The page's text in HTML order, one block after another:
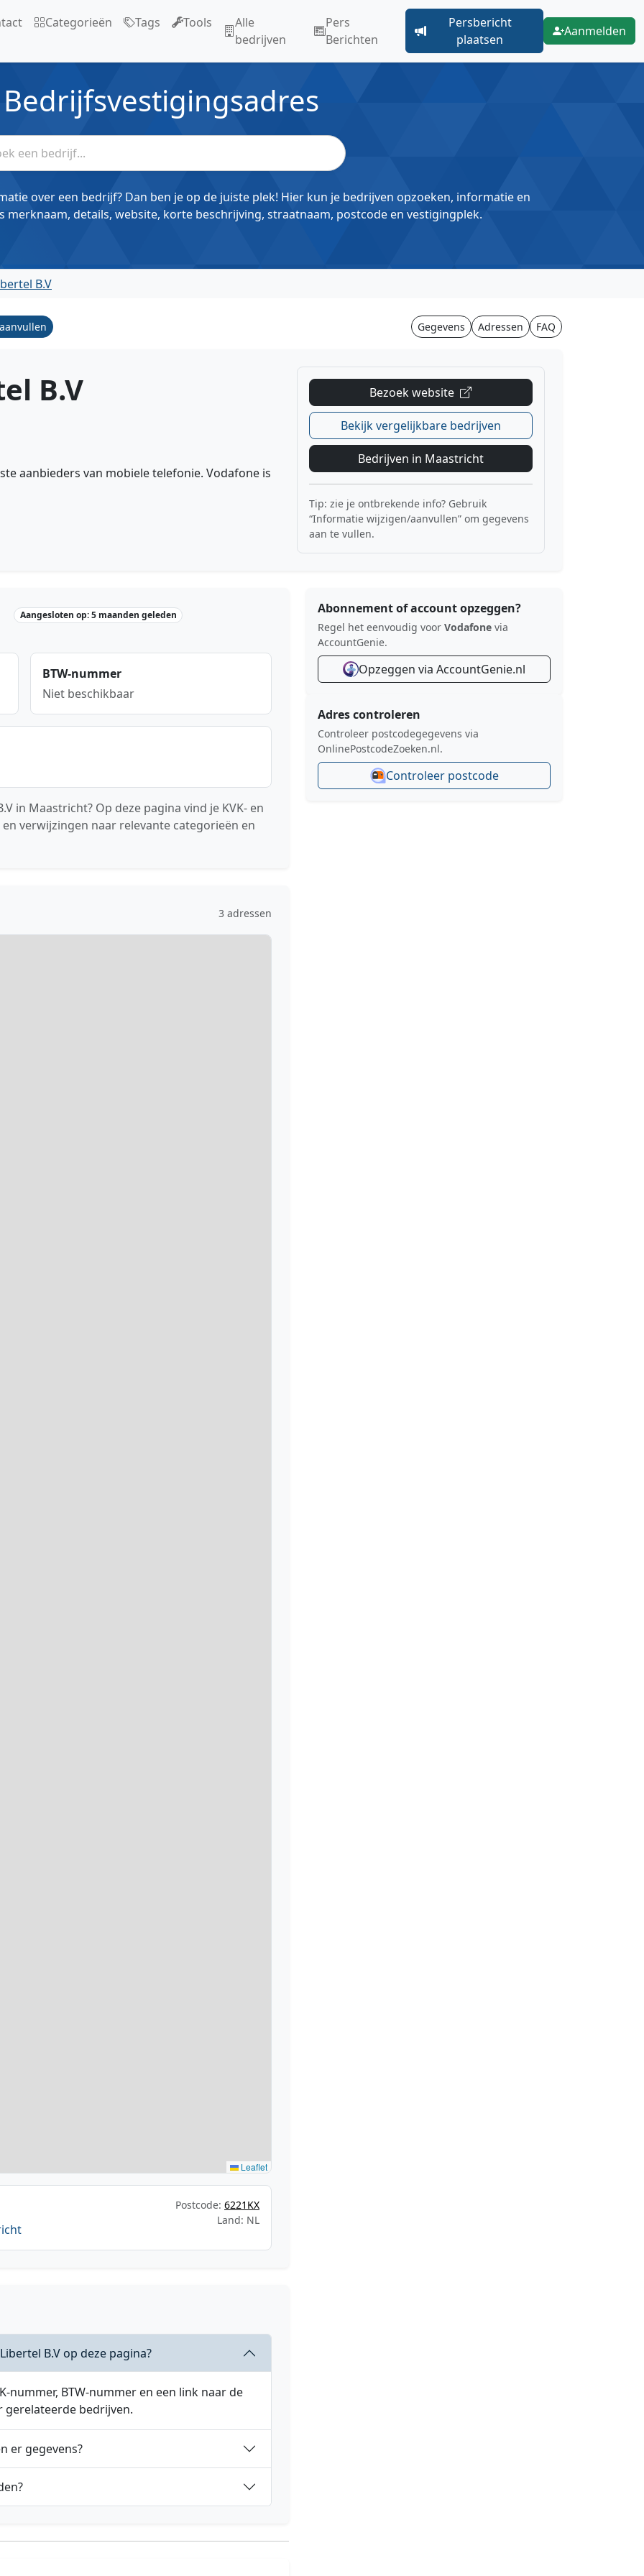
Categorieën Tags Tools
Alle
bedrijven
Pers
Berichten
Persbericht
plaatsen
Aanmelden
Bedrijfsvestigingsadres
over een bedrijf? Dan ben je op de juiste plek! Hier kun je bedrijven opzoeken, informatie en
merknaam, details, website, korte beschrijving, straatnaam, postcode en vestigingplek.
B.V
Gegevens Adressen FAQ
B.V
aanbieders van mobiele telefonie. Vodafone is
Bezoek website
Bekijk vergelijkbare bedrijven
Bedrijven in Maastricht
Tip: zie je ontbrekende info? Gebruik
“Informatie wijzigen/aanvullen” om gegevens
aan te vullen.
Aangesloten op: 5 maanden geleden
BTW-nummer
Niet beschikbaar
in Maastricht? Op deze pagina vind je KVK- en
verwijzingen naar relevante categorieën en
3 adressen
Leaflet
Postcode: 6221KX
Land: NL
B.V op deze pagina?
nummer, BTW-nummer en een link naar de
gerelateerde bedrijven.
er gegevens?
Abonnement of account opzeggen?
Regel het eenvoudig voor Vodafone via
AccountGenie.
Opzeggen via AccountGenie.nl
Adres controleren
Controleer postcodegegevens via
OnlinePostcodeZoeken.nl.
Controleer postcode